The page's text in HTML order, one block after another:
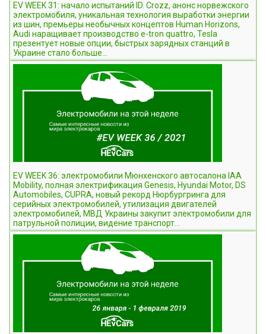
EV WEEK 31: начало испытаний ID. Crozz, анонс норвежского
электромобиля, уникальная технология выработки энергии
из шин, премьеры необычных концептов Human Horizons,
Audi наращивает производство e-tron quattro, Tesla
презентует новые опции, быстрых зарядных станций в
Украине стало больше...
EV WEEK 36: электромобили Мюнхенского автосалона IAA
Mobility, полная электрификация Genesis, Hyundai Motor, DS
Automobiles, CUPRA, новый рекорд Нюрбургринга для
серийных электромобилей, утилизация двигателей
электромобилей, МВД Украины закупит электромобили для
патрульной полиции, видение транспорт...